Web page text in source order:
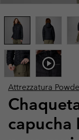
Attrezzatura
capucha